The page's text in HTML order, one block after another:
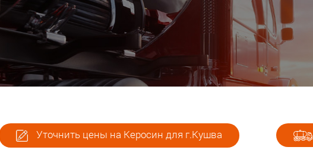
Уточнить цены на Керосин для г.Кушва